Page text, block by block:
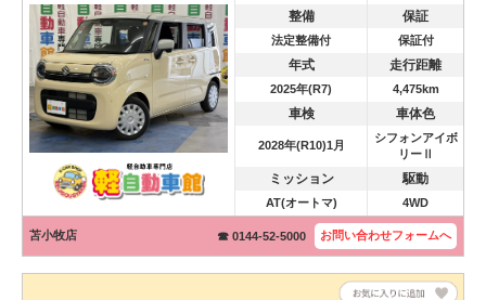
整備 保証
法定整備付 保証付
年式 走行距離
2025年(R7) 4,475km
車検 車体色
2028年(R10)1月
シフォンアイボ
リーⅡ
ミッション 駆動
AT(オートマ) 4WD
苫小牧店 ☎ 0144-52-5000 お問い合わせフォームへ